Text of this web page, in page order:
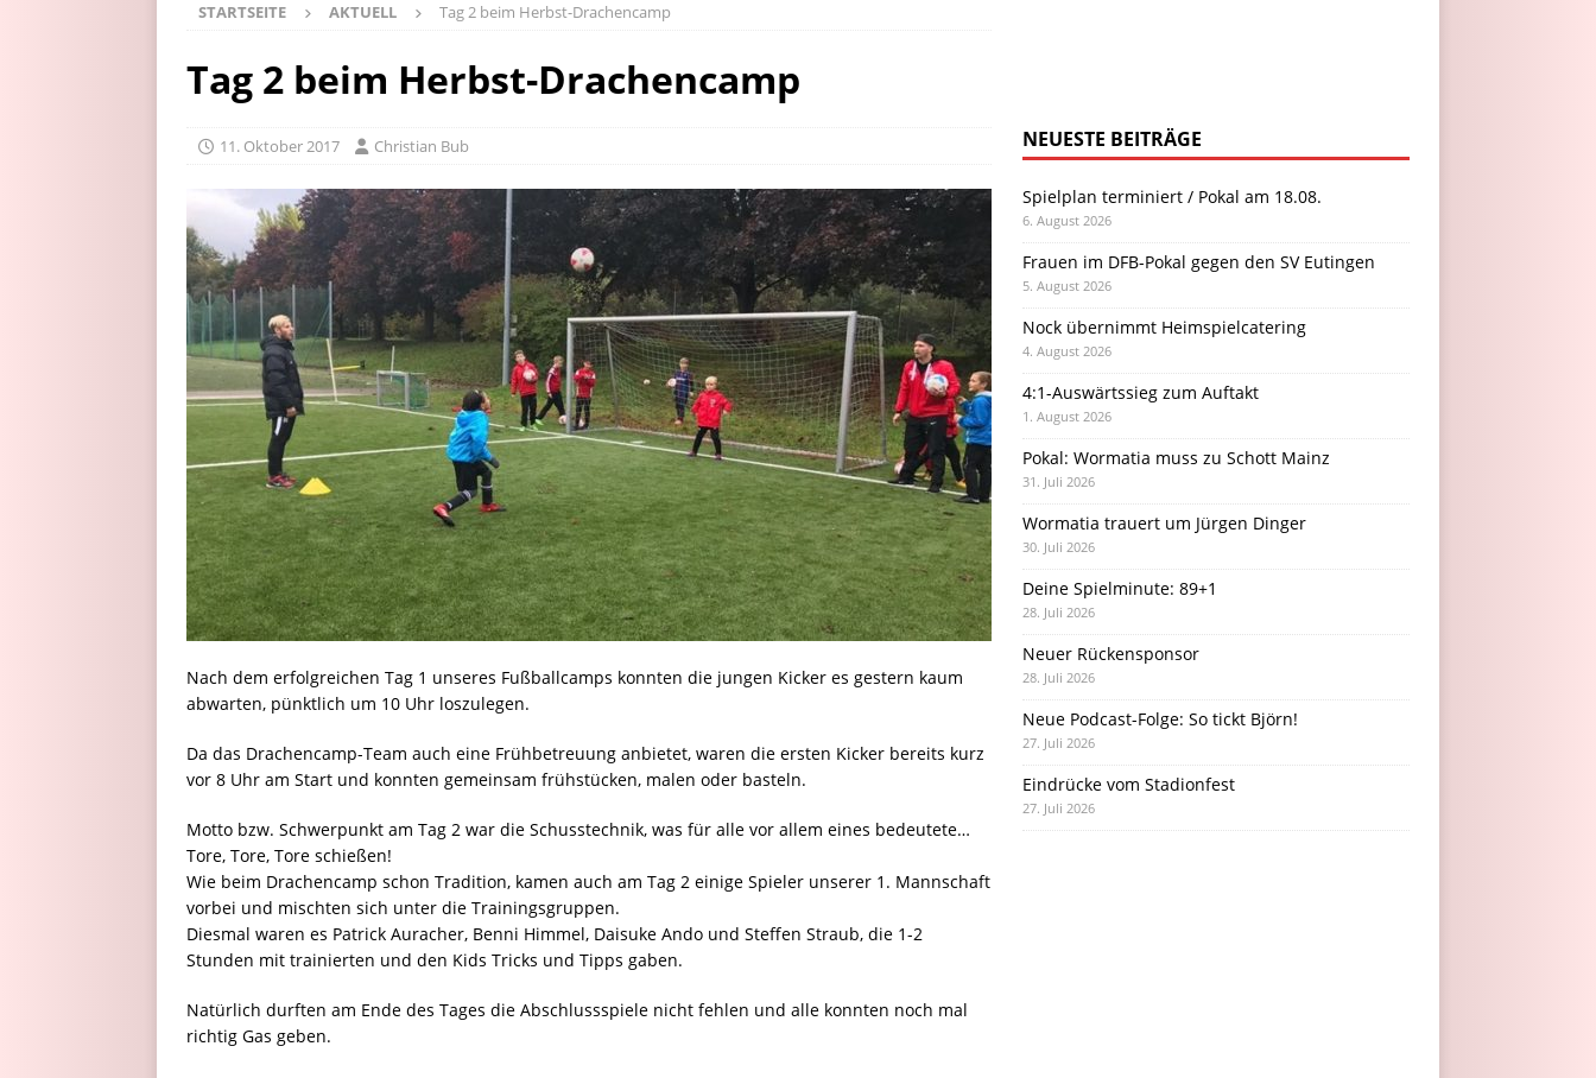
STARTSEITE AKTUELL Tag 2 beim Herbst-Drachencamp
Tag 2 beim Herbst-Drachencamp
11. Oktober 2017 Christian Bub
Nach dem erfolgreichen Tag 1 unseres Fußballcamps konnten die jungen Kicker es gestern kaum
abwarten, pünktlich um 10 Uhr loszulegen.
Da das Drachencamp-Team auch eine Frühbetreuung anbietet, waren die ersten Kicker bereits kurz
vor 8 Uhr am Start und konnten gemeinsam frühstücken, malen oder basteln.
Motto bzw. Schwerpunkt am Tag 2 war die Schusstechnik, was für alle vor allem eines bedeutete…
Tore, Tore, Tore schießen!
Wie beim Drachencamp schon Tradition, kamen auch am Tag 2 einige Spieler unserer 1. Mannschaft
vorbei und mischten sich unter die Trainingsgruppen.
Diesmal waren es Patrick Auracher, Benni Himmel, Daisuke Ando und Steffen Straub, die 1-2
Stunden mit trainierten und den Kids Tricks und Tipps gaben.
Natürlich durften am Ende des Tages die Abschlussspiele nicht fehlen und alle konnten noch mal
richtig Gas geben.
NEUESTE BEITRÄGE
Spielplan terminiert / Pokal am 18.08.
6. August 2026
Frauen im DFB-Pokal gegen den SV Eutingen
5. August 2026
Nock übernimmt Heimspielcatering
4. August 2026
4:1-Auswärtssieg zum Auftakt
1. August 2026
Pokal: Wormatia muss zu Schott Mainz
31. Juli 2026
Wormatia trauert um Jürgen Dinger
30. Juli 2026
Deine Spielminute: 89+1
28. Juli 2026
Neuer Rückensponsor
28. Juli 2026
Neue Podcast-Folge: So tickt Björn!
27. Juli 2026
Eindrücke vom Stadionfest
27. Juli 2026